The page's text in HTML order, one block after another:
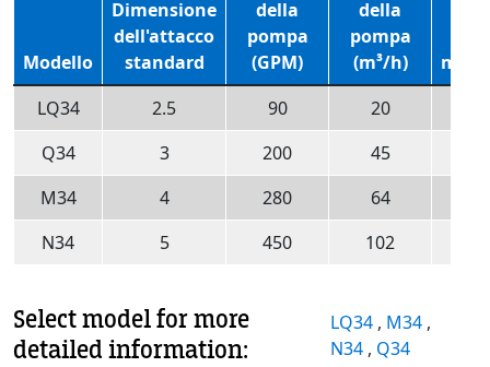
Modello
Dimensione
dell'attacco
standard
della
pompa
(GPM)
della
pompa
(m³/h)
LQ34
2.5 90 20
Q34
3 200 45
M34
4 280 64
N34
5 450 102
Select model for more
detailed information:
LQ34 , M34 ,
N34 , Q34